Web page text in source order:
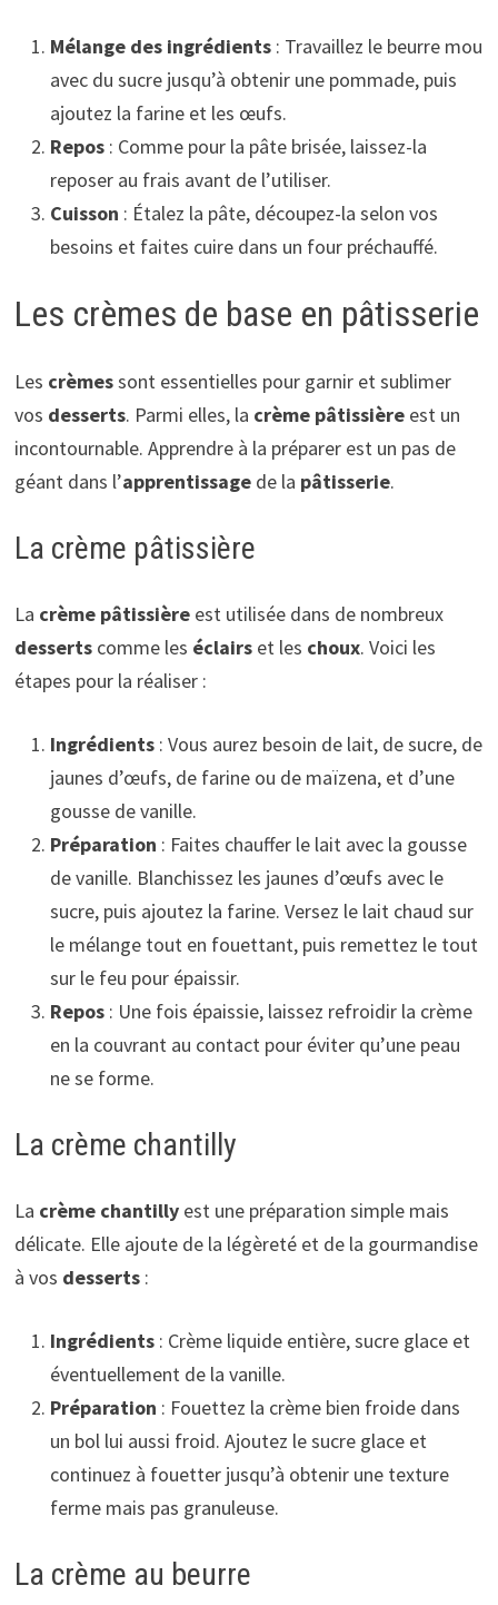
Mélange des ingrédients: Travaillez le beurre mou
avec du sucre jusqu’à obtenir une pommade, puis
ajoutez la farine et les œufs.
Repos: Comme pour la pâte brisée, laissez-la
reposer au frais avant de l’utiliser.
Cuisson : Étalez la pâte, découpez-la selon vos
besoins et faites cuire dans un four préchauffé.
Les crèmes de base en pâtisserie
Les crèmessont essentielles pour garnir et sublimer
vos desserts. Parmi elles, la crème pâtissièreest un
incontournable. Apprendre à la préparer est un pas de
géant dans l’apprentissagede la pâtisserie.
La crème pâtissière
La crème pâtissièreest utilisée dans de nombreux
dessertscomme les éclairset les choux. Voici les
étapes pour la réaliser :
Ingrédients: Vous aurez besoin de lait, de sucre, de
jaunes d’œufs, de farine ou de maïzena, et d’une
gousse de vanille.
Préparation : Faites chauffer le lait avec la gousse
de vanille. Blanchissez les jaunes d’œufs avec le
sucre, puis ajoutez la farine. Versez le lait chaud sur
le mélange tout en fouettant, puis remettez le tout
sur le feu pour épaissir.
Repos: Une fois épaissie, laissez refroidir la crème
en la couvrant au contact pour éviter qu’une peau
ne se forme.
La crème chantilly
La crème chantillyest une préparation simple mais
délicate. Elle ajoute de la légèreté et de la gourmandise
à vos desserts:
Ingrédients: Crème liquide entière, sucre glace et
éventuellement de la vanille.
Préparation : Fouettez la crème bien froide dans
un bol lui aussi froid. Ajoutez le sucre glace et
continuez à fouetter jusqu’à obtenir une texture
ferme mais pas granuleuse.
La crème au beurre